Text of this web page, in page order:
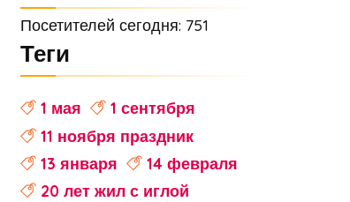
Посетителей сегодня: 751
Теги
1 мая
1 сентября
11 ноября праздник
13 января
14 февраля
20 лет жил с иглой